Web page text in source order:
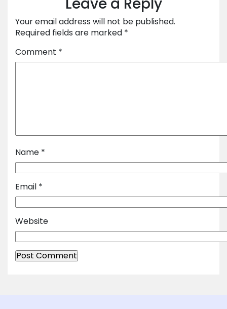
Leave a Reply
Your email address will not be published.
Required fields are marked *
Comment *
Name *
Email *
Website